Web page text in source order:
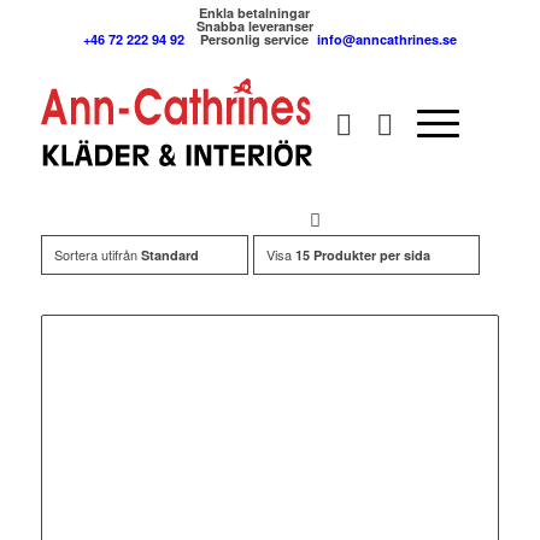
+46 72 222 94 92
Enkla betalningar
Snabba leveranser
Personlig service info@anncathrines.se
Sortera utifrån Standard Visa 15 Produkter per sida